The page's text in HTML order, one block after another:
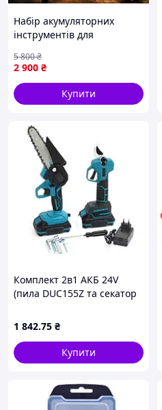
Набір акумуляторних
інструментів для
2 АКБ) Акумуляторний
набір електроінструментів
для будівництва
2 900 ₴
5 800₴
Купити
Комплект 2в1 АКБ 24V
(пила DUC155Z та секатор
1 842.75 ₴
Купити